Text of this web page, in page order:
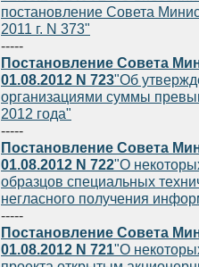
постановление Совета
2011 г. N 373"
-----
Постановление Совета
01.08.2012 N 723"Об
организациями суммы
2012 года"
-----
Постановление Совета
01.08.2012 N 722"О
образцов специальных
негласного получения
-----
Постановление Совета
01.08.2012 N 721"О